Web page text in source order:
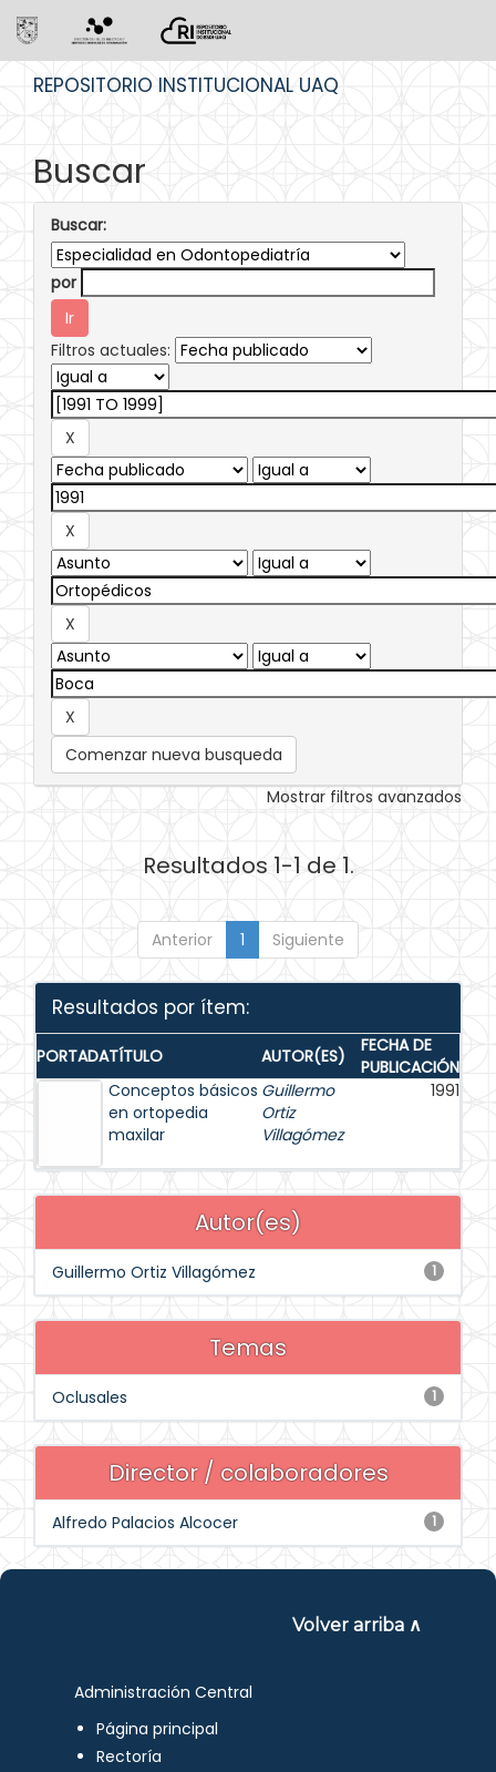
REPOSITORIO INSTITUCIONAL UAQ
Buscar
Buscar:
por
Filtros actuales:
Comenzar nueva busqueda
Mostrar filtros avanzados
Resultados 1-1 de 1.
Anterior 1 Siguiente
Resultados por ítem:
PORTADATÍTULO AUTOR(ES)
FECHA DE
PUBLICACIÓN
Conceptos básicos
en ortopedia
maxilar
Guillermo
Ortiz
Villagómez
1991
Autor(es)
1
Guillermo Ortiz Villagómez
Temas
1
Oclusales
Director / colaboradores
1
Alfredo Palacios Alcocer
Volver arriba ∧
Administración Central
Página principal
Rectoría